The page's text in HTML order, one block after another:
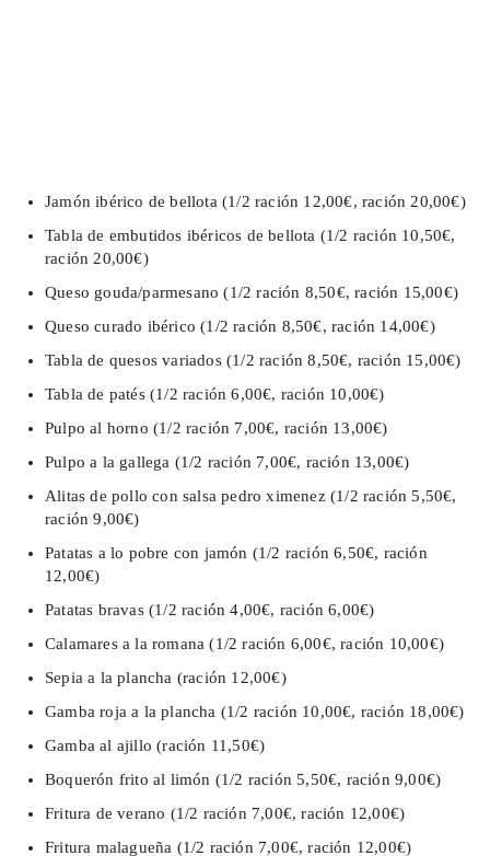
Jamón ibérico de bellota (1/2 ración 12,00€, ración 20,00€)
Tabla de embutidos ibéricos de bellota (1/2 ración 10,50€,
ración 20,00€)
Queso gouda/parmesano (1/2 ración 8,50€, ración 15,00€)
Queso curado ibérico (1/2 ración 8,50€, ración 14,00€)
Tabla de quesos variados (1/2 ración 8,50€, ración 15,00€)
Tabla de patés (1/2 ración 6,00€, ración 10,00€)
Pulpo al horno (1/2 ración 7,00€, ración 13,00€)
Pulpo a la gallega (1/2 ración 7,00€, ración 13,00€)
Alitas de pollo con salsa pedro ximenez (1/2 ración 5,50€,
ración 9,00€)
Patatas a lo pobre con jamón (1/2 ración 6,50€, ración
12,00€)
Patatas bravas (1/2 ración 4,00€, ración 6,00€)
Calamares a la romana (1/2 ración 6,00€, ración 10,00€)
Sepia a la plancha (ración 12,00€)
Gamba roja a la plancha (1/2 ración 10,00€, ración 18,00€)
Gamba al ajillo (ración 11,50€)
Boquerón frito al limón (1/2 ración 5,50€, ración 9,00€)
Fritura de verano (1/2 ración 7,00€, ración 12,00€)
Fritura malagueña (1/2 ración 7,00€, ración 12,00€)